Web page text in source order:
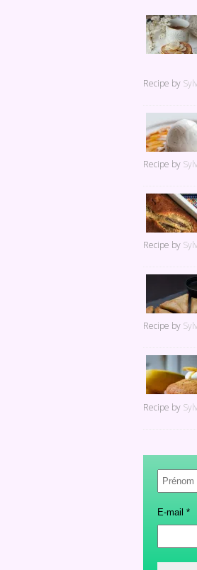
Recipe by
Recipe by
Recipe by
Recipe by
Recipe by
Prénom
E-mail *